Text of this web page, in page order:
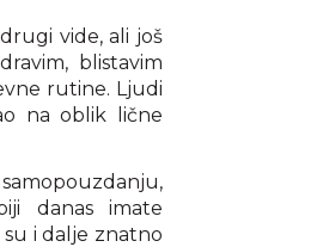
vide, ali još
blistavim
rutine. Ljudi
na oblik lične
danas imate
i dalje znatno